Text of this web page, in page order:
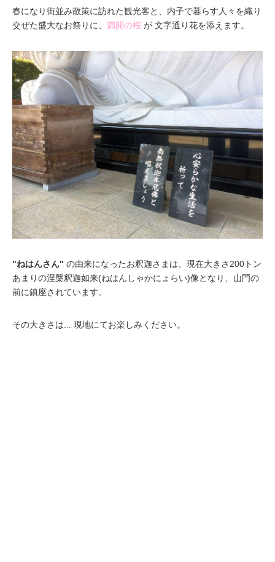
春になり街並み散策に訪れた観光客と、内子で暮らす人々を織り
交ぜた盛大なお祭りに、 満開の桜 が 文字通り花を添えます。
"ねはんさん" の由来になったお釈迦さまは、現在大きさ200トン
あまりの涅槃釈迦如来(ねはんしゃかにょらい)像となり、山門の
前に鎮座されています。
その大きさは... 現地にてお楽しみください。